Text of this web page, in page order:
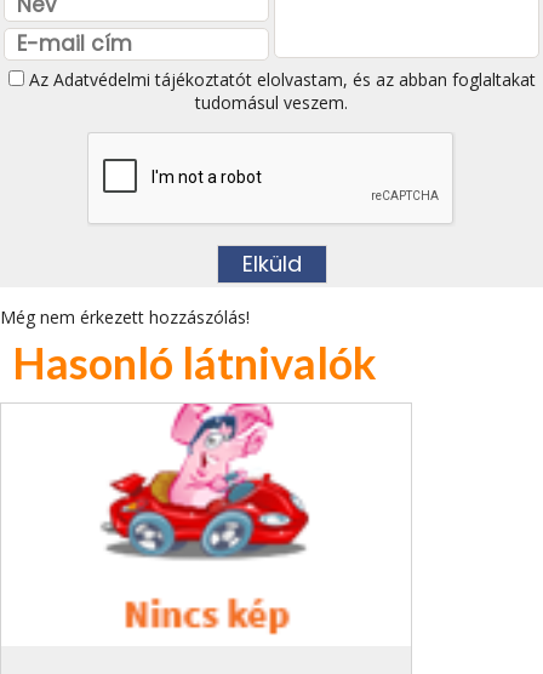
Az Adatvédelmi tájékoztatótelolvastam, és az abban foglaltakat
tudomásul veszem.
Még nem érkezett hozzászólás!
Hasonló látnivalók